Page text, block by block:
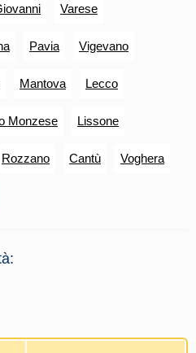
Varese
Pavia Vigevano
Mantova Lecco
Monzese Lissone
Rozzano Cantù Voghera